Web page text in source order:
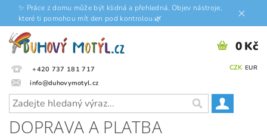
✨ Práce z domu může být klidná a přehledná. Objev nástroje,
které ti pomohou mít den pod kontrolou.🌿
+420 737 181 717
info@duhovymotyl.cz
CZK EUR
0 Kč
DOPRAVA A PLATBA